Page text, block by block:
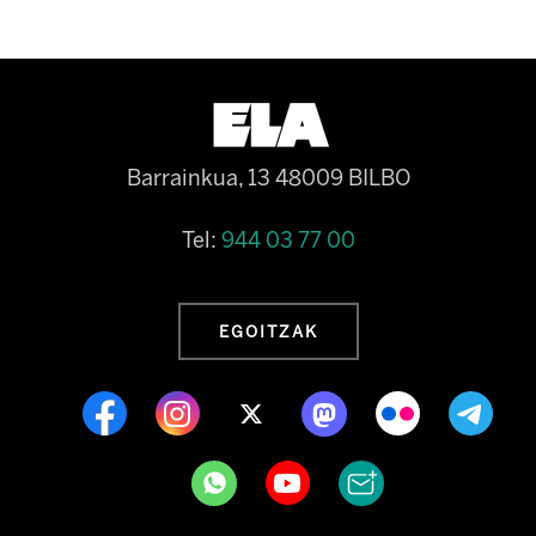
Barrainkua, 13 48009 BILBO
Tel: 944 03 77 00
EGOITZAK